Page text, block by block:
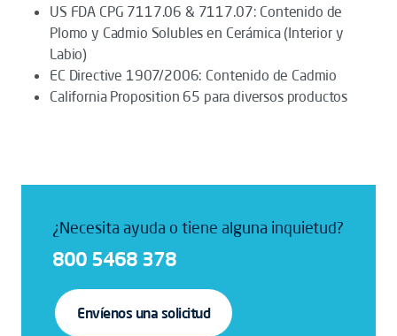
US FDA CPG 7117.06 & 7117.07: Contenido de
Plomo y Cadmio Solubles en Cerámica (Interior y
Labio)
EC Directive 1907/2006: Contenido de Cadmio
California Proposition 65 para diversos productos
¿Necesita ayuda o tiene alguna inquietud?
800 5468 378
Envíenos una solicitud